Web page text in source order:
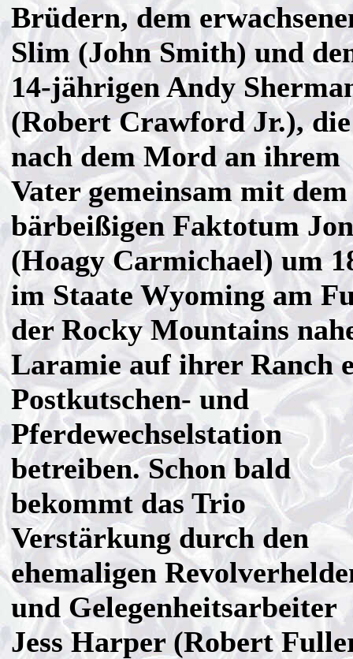
Brüdern, dem
Slim (John Smith) und
14-jährigen Andy
(Robert Crawford Jr.), die
nach dem Mord an ihrem
Vater gemeinsam mit dem
bärbeißigen Faktotum
(Hoagy Carmichael) um
im Staate Wyoming am
der Rocky Mountains
Laramie auf ihrer Ranch
Postkutschen- und
Pferdewechselstation
betreiben. Schon bald
bekommt das Trio
Verstärkung durch den
ehemaligen
und Gelegenheitsarbeiter
Jess Harper (Robert